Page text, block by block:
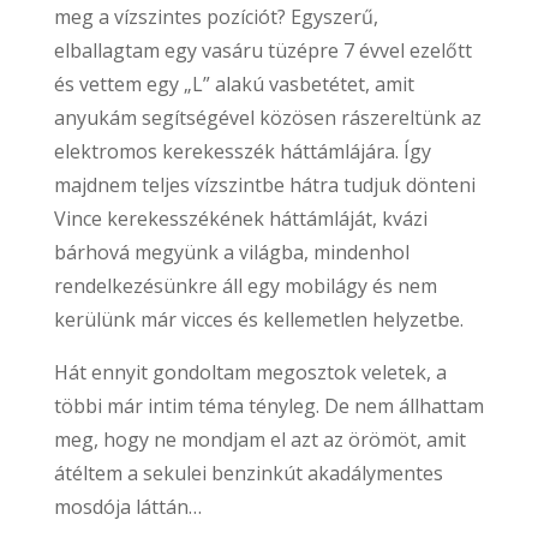
meg a vízszintes pozíciót? Egyszerű,
elballagtam egy vasáru tüzépre 7 évvel ezelőtt
és vettem egy „L” alakú vasbetétet, amit
anyukám segítségével közösen rászereltünk az
elektromos kerekesszék háttámlájára. Így
majdnem teljes vízszintbe hátra tudjuk dönteni
Vince kerekesszékének háttámláját, kvázi
bárhová megyünk a világba, mindenhol
rendelkezésünkre áll egy mobilágy és nem
kerülünk már vicces és kellemetlen helyzetbe.
Hát ennyit gondoltam megosztok veletek, a
többi már intim téma tényleg. De nem állhattam
meg, hogy ne mondjam el azt az örömöt, amit
átéltem a sekulei benzinkút akadálymentes
mosdója láttán…